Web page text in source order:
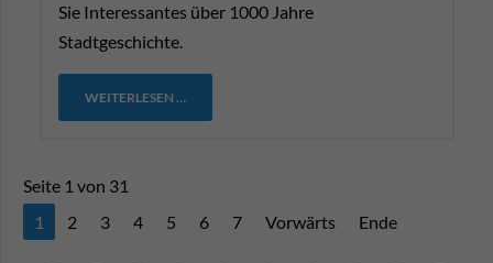
Sie Interessantes über 1000 Jahre
Stadtgeschichte.
WEITERLESEN …
Seite 1 von 31
1
2 3 4 5 6 7 Vorwärts Ende